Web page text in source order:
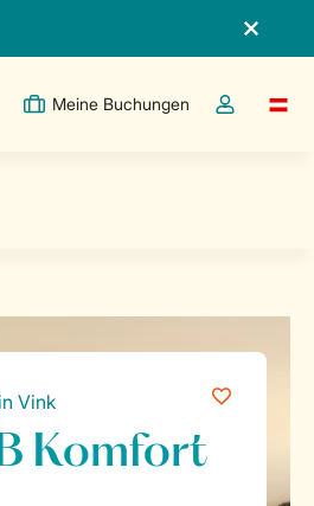
Meine Buchungen
Dropdown-
Vink
Komfort